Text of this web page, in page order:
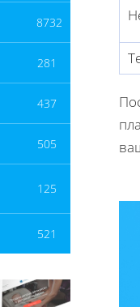
8732
281
437
505
125
521